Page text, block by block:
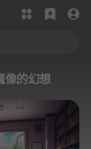
像的幻想